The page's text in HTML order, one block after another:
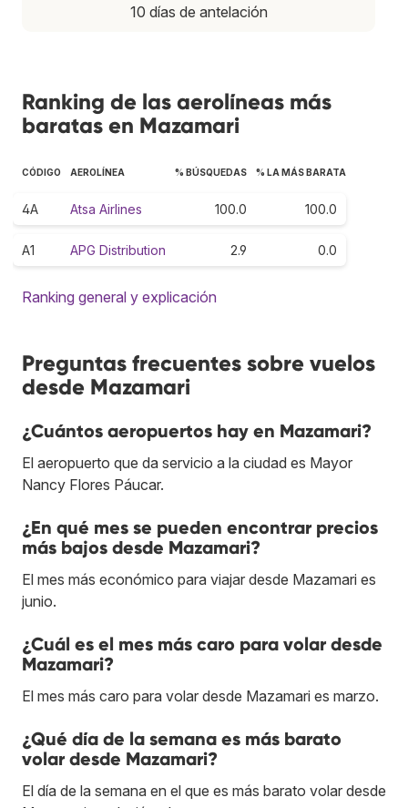
10 días de antelación
Ranking de las aerolíneas más
baratas en Mazamari
CÓDIGO AEROLÍNEA % BÚSQUEDAS % LA MÁS BARATA
4A Atsa Airlines 100.0 100.0
A1 APG Distribution 2.9 0.0
Ranking general y explicación
Preguntas frecuentes sobre vuelos
desde Mazamari
¿Cuántos aeropuertos hay en Mazamari?
El aeropuerto que da servicio a la ciudad es Mayor
Nancy Flores Páucar.
¿En qué mes se pueden encontrar precios
más bajos desde Mazamari?
El mes más económico para viajar desde Mazamari es
junio.
¿Cuál es el mes más caro para volar desde
Mazamari?
El mes más caro para volar desde Mazamari es marzo.
¿Qué día de la semana es más barato
volar desde Mazamari?
El día de la semana en el que es más barato volar desde